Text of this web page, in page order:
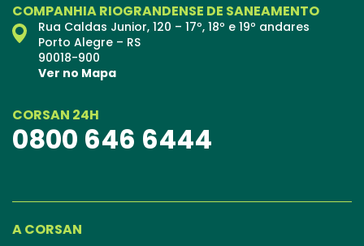
COMPANHIA RIOGRANDENSE DE SANEAMENTO
Rua Caldas Junior, 120 – 17º, 18º e 19º andares
Porto Alegre – RS
90018-900
Ver no Mapa
CORSAN 24H
0800 646 6444
A CORSAN